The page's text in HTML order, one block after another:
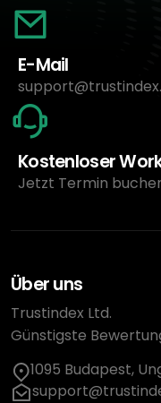
E-Mail
Kostenloser
Jetzt Termin
Über uns
Trustindex Ltd.
Günstigste
1095 Budapest,